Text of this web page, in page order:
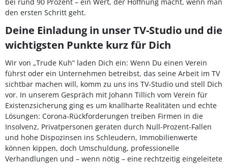
den ersten Schritt geht.
Deine Einladung in unser TV-Studio und die
wichtigsten Punkte kurz für Dich
Wir von „Trude Kuh“ laden Dich ein: Wenn Du einen Verein
führst oder ein Unternehmen betreibst, das seine Arbeit im TV
sichtbar machen will, komm zu uns ins TV-Studio und stell Dich
vor. In unserem Gespräch mit Johann Tillich vom Verein für
Existenzsicherung ging es um knallharte Realitäten und echte
Lösungen: Corona-Rückforderungen treiben Firmen in die
Insolvenz, Privatpersonen geraten durch Null-Prozent-Fallen
und hohe Dispozinsen ins Schleudern, Immobilienwerte
können kippen, doch Umschuldung, professionelle
Verhandlungen und – wenn nötig – eine rechtzeitig eingeleitete